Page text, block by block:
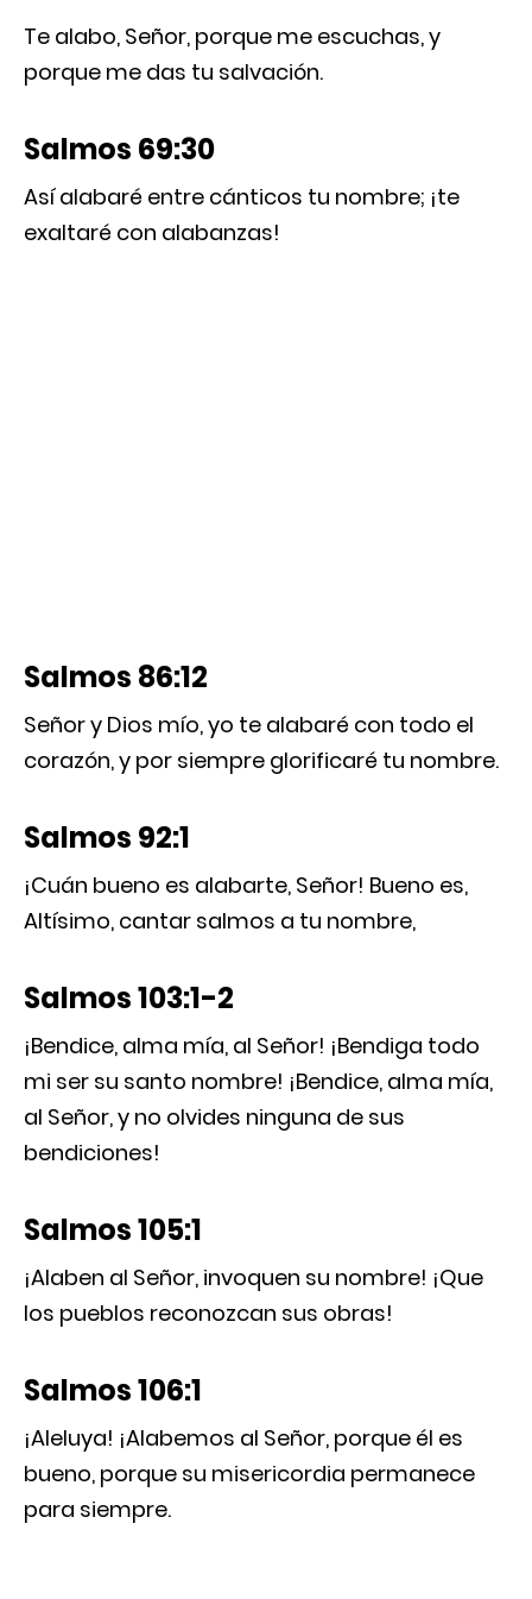
Te alabo, Señor, porque me escuchas, y
porque me das tu salvación.
Salmos 69:30
Así alabaré entre cánticos tu nombre; ¡te
exaltaré con alabanzas!
Salmos 86:12
Señor y Dios mío, yo te alabaré con todo el
corazón, y por siempre glorificaré tu nombre.
Salmos 92:1
¡Cuán bueno es alabarte, Señor! Bueno es,
Altísimo, cantar salmos a tu nombre,
Salmos 103:1-2
¡Bendice, alma mía, al Señor! ¡Bendiga todo
mi ser su santo nombre! ¡Bendice, alma mía,
al Señor, y no olvides ninguna de sus
bendiciones!
Salmos 105:1
¡Alaben al Señor, invoquen su nombre! ¡Que
los pueblos reconozcan sus obras!
Salmos 106:1
¡Aleluya! ¡Alabemos al Señor, porque él es
bueno, porque su misericordia permanece
para siempre.